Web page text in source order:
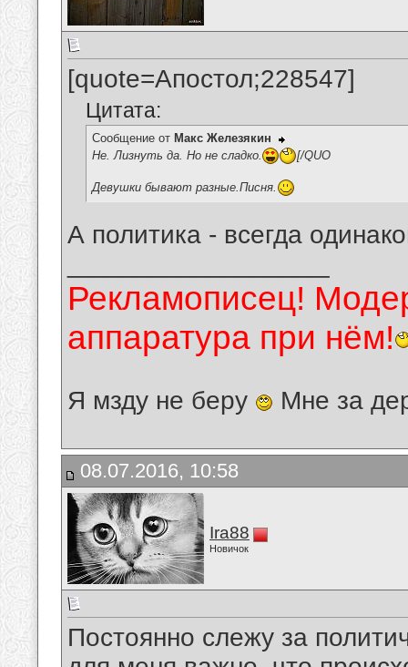
[quote=Апостол;228547]
Цитата:
Сообщение от Макс Железякин
Не. Лизнуть да. Но не сладко.
[/QUO
Девушки бывают разные.Писня.
А политика - всегда
Рекламописец!
аппаратура при нём!
Я мзду не беру Мне за
08.07.2016, 10:58
Ira88
Новичок
Постоянно слежу за